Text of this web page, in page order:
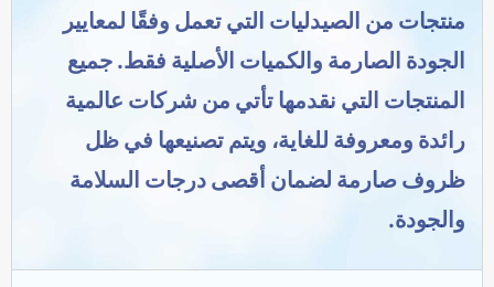
منتجات من الصيدليات التي تعمل وفقًا لمعايير
الجودة الصارمة والكميات الأصلية فقط. جميع
المنتجات التي نقدمها تأتي من شركات عالمية
رائدة ومعروفة للغاية، ويتم تصنيعها في ظل
ظروف صارمة لضمان أقصى درجات السلامة
والجودة.